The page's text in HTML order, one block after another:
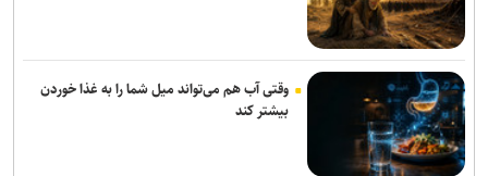
وقتی آب هم می‌تواند میل شما را به غذا خوردن
بیشتر کند